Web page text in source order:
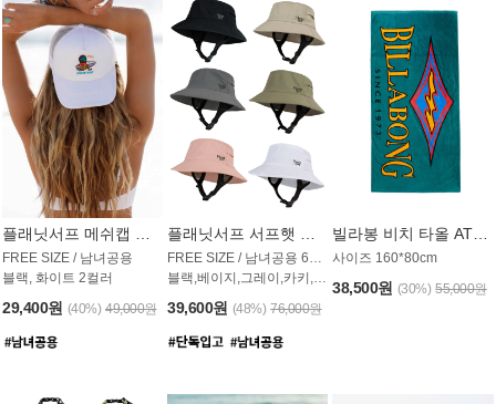
FREE SIZE / 남녀공용
블랙, 화이트 2컬러
29,400원 (40%) 49,000원
블랙,베이지,그레이,카키,핑크,화이트
39,600원 (48%) 76,000원
사이즈 160*80cm
38,500원 (30%) 55,000원